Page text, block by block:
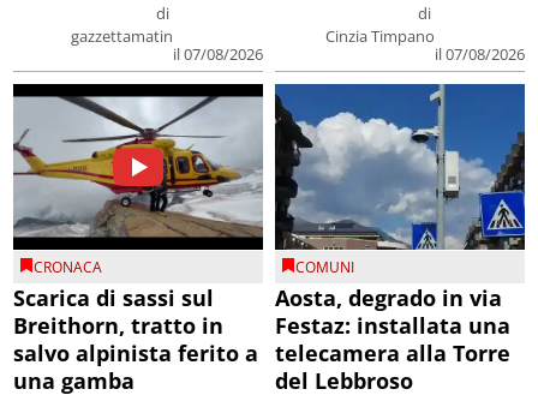
di
gazzettamatin
il 07/08/2026
di
Cinzia Timpano
il 07/08/2026
CRONACA
Scarica di sassi sul
Breithorn, tratto in
salvo alpinista ferito a
una gamba
COMUNI
Aosta, degrado in via
Festaz: installata una
telecamera alla Torre
del Lebbroso